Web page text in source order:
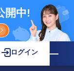
開中!
ログイン